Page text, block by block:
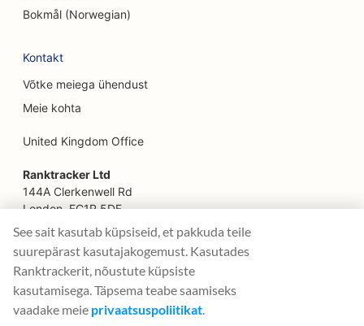
SEO põllumajandusettevõtetest toidukohti
SEO finantsplaneerijatele
SEO finantsteenuste jaoks
SEO floristidele
SEO toiduautodele
SEO Prantsuse kondiitritöökodadele
SEO külmutatud jogurti kauplustele
Bokmål (Norwegian)
Kontakt
Võtke meiega ühendust
Meie kohta
United Kingdom Office
Ranktracker Ltd
144A Clerkenwell Rd
London, EC1R 5DF
Company No: 08820809
felix@ranktracker.com
2015 - 2026© Ranktracker. All Rights Reserved.
See sait kasutab küpsiseid, et pakkuda teile
suurepärast kasutajakogemust. Kasutades
Ranktrackerit, nõustute küpsiste
kasutamisega. Täpsema teabe saamiseks
vaadake meie privaatsuspoliitikat.